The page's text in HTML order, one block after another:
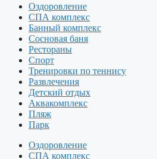
Оздоровление
СПА комплекс
Банный комплекс
Сосновая баня
Рестораны
Спорт
Тренировки по теннису
Развлечения
Детский отдых
Аквакомплекс
Пляж
Парк
Оздоровление
СПА комплекс